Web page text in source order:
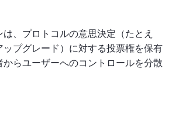
、プロトコルの意思決定（たとえ
ップグレード）に対する投票権を保有
らユーザーへのコントロールを分散